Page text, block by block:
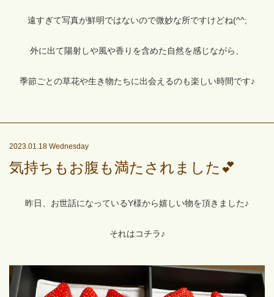
遠すぎて写真が鮮明ではないので微妙な所ですけどね(^^;
外に出て陽射しや風や香りを含めた自然を感じながら、
季節ごとの草花や生き物たちに出会えるのも楽しい時間です♪
2023.01.18 Wednesday
気持ちもお腹も満たされました💕
昨日、お世話になっているY様から嬉しい物を頂きました♪
それはコチラ♪